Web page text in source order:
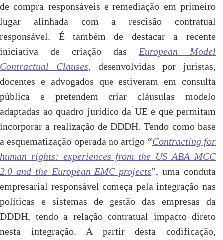
de compra responsáveis e remediação em primeiro
lugar alinhada com a rescisão contratual
responsável. É também de destacar a recente
iniciativa de criação das European Model
Contractual Clauses, desenvolvidas por juristas,
docentes e advogados que estiveram em consulta
pública e pretendem criar cláusulas modelo
adaptadas ao quadro jurídico da UE e que permitam
incorporar a realização de DDDH. Tendo como base
a esquematização operada no artigo “Contracting for
human rights: experiences from the US ABA MCC
2.0 and the European EMC projects”, uma conduta
empresarial responsável começa pela integração nas
políticas e sistemas de gestão das empresas da
DDDH, tendo a relação contratual impacto direto
nesta integração. A partir desta codificação,